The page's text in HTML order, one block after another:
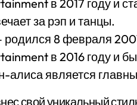
в 2017 году и
за рэп и танцы.
8 февраля
в 2016 году и
алиса является
свой уникальный